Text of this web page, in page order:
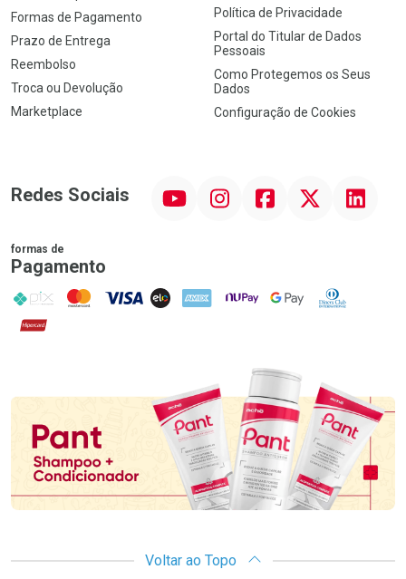
Formas de Pagamento
Prazo de Entrega
Reembolso
Troca ou Devolução
Marketplace
Política de Privacidade
Portal do Titular de Dados
Pessoais
Como Protegemos os Seus
Dados
Configuração de Cookies
Redes Sociais InstagramFacebookTwitter Linkedin
formas de
Pagamento
PIX MasterCard
VISA ELO AMEX NuPay Google PayDiners Club
Hipercard
Promoção em Destaque
Voltar ao Topo